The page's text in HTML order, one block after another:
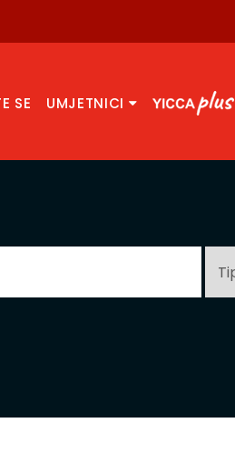
SE UMJETNICI